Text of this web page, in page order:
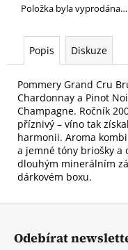
Položka byla vyprodána…
Popis Diskuze
Pommery Grand Cru
Chardonnay a Pinot
Champagne. Ročník
příznivý – víno tak
harmonii. Aroma
a jemné tóny briošky a
dlouhým minerálním
dárkovém boxu.
Z
Odebírat